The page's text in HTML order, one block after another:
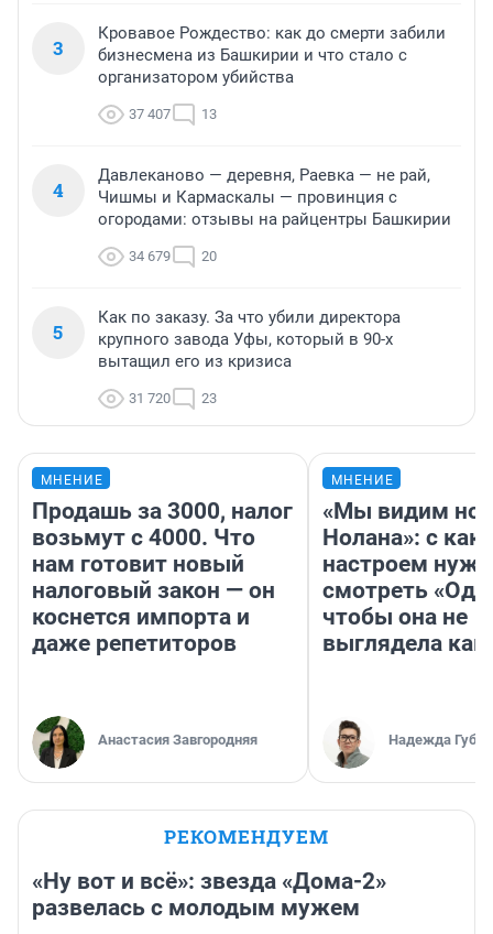
3
Кровавое Рождество: как до смерти забили
бизнесмена из Башкирии и что стало с
организатором убийства
37 407 13
4
Давлеканово — деревня, Раевка — не рай,
Чишмы и Кармаскалы — провинция с
огородами: отзывы на райцентры Башкирии
34 679 20
5
Как по заказу. За что убили директора
крупного завода Уфы, который в 90-х
вытащил его из кризиса
31 720 23
МНЕНИЕ
Продашь за 3000, налог
возьмут с 4000. Что
нам готовит новый
налоговый закон — он
коснется импорта и
даже репетиторов
Анастасия Завгородняя
МНЕНИЕ
«Мы видим
Нолана»: с
настроем
смотреть
чтобы она не
выглядела как
Надежда
РЕКОМЕНДУЕМ
«Ну вот и всё»: звезда «Дома-2»
развелась с молодым мужем